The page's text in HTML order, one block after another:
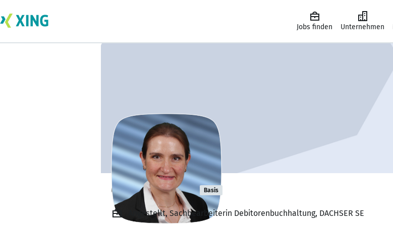
Jobs finden Unternehmen
Claudia Klein Basis
Angestellt, Sachbearbeiterin Debitorenbuchhaltung, DACHSER SE